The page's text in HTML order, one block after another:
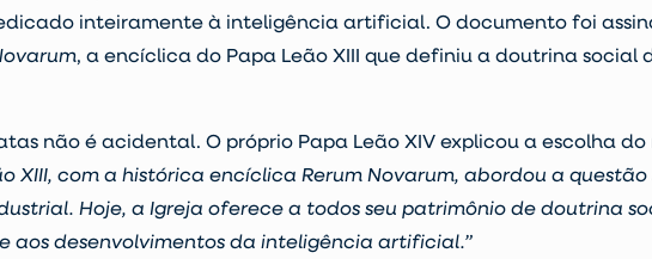
inteiramente à inteligência artificial. O documento foi
, a encíclica do Papa Leão XIII que definiu a doutrina
não é acidental. O próprio Papa Leão XIV explicou a escolha do
XIII, com a histórica encíclica Rerum Novarum, abordou a
Hoje, a Igreja oferece a todos seu patrimônio de doutrina
aos desenvolvimentos da inteligência artificial.”